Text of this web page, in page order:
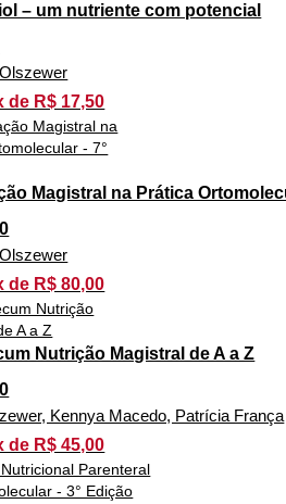
– um nutriente com potencial
de R$ 17,50
Magistral na Prática
de R$ 80,00
Nutrição Magistral de A a Z
Kennya Macedo, Patrícia França
de R$ 45,00